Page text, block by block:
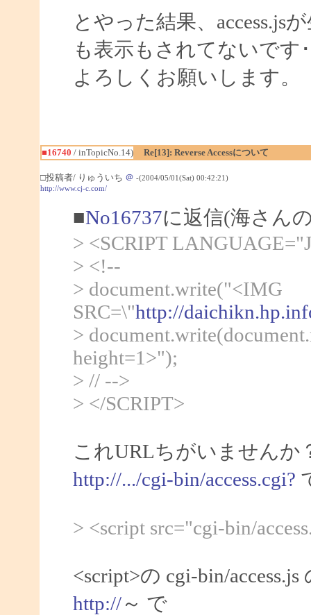
とやった結果、access.js
も表示もされてないです
よろしくお願いします。
■16740 / inTopicNo.14) Re[13]: Reverse Accessについて
□投稿者/ りゅういち ＠ -(2004/05/01(Sat) 00:42:21)
http://www.cj-c.com/
■No16737に返信(海さん
> <SCRIPT
> <!--
> document.write("<IMG
SRC=\"http://
>
height=1>");
> // -->
> </SCRIPT>
これURLちがいませんか
http://.../cgi-bin/access.cgi?
> <script src="cgi-bin/
<script>の cgi-bin/
http://～ で